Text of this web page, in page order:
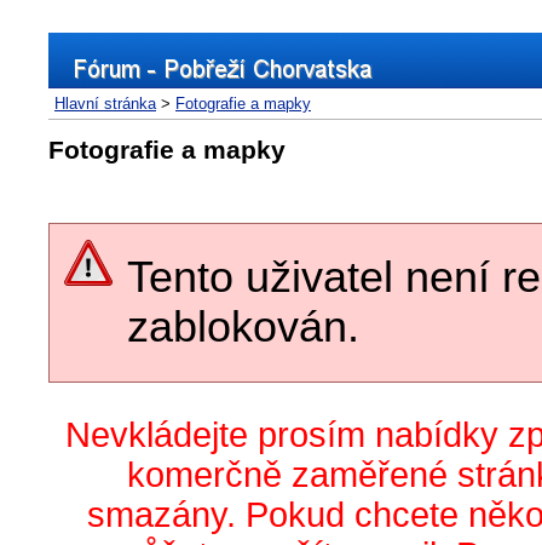
Hlavní stránka> Fotografie a mapky
Fotografie a mapky
Tento uživatel není
zablokován.
Nevkládejte prosím nabídky
komerčně zaměřené
smazány. Pokud chcete